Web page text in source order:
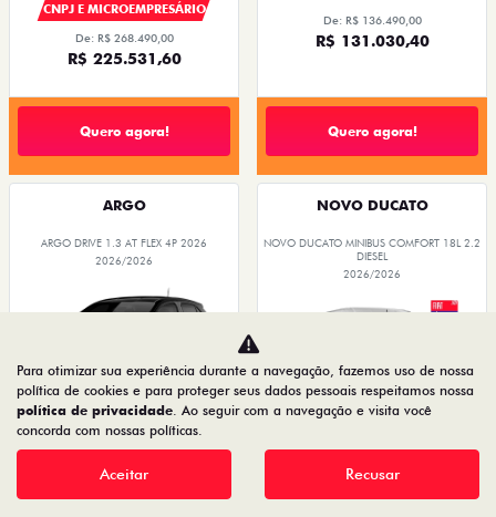
CNPJ E MICROEMPRESÁRIO
De: R$ 268.490,00
R$ 225.531,60
Quero agora!
De: R$ 136.490,00
R$ 131.030,40
Quero agora!
ARGO
ARGO DRIVE 1.3 AT FLEX 4P 2026
2026/2026
PREÇOS REDUZIDOS
NOVO DUCATO
NOVO DUCATO MINIBUS COMFORT 18L 2.2
DIESEL
2026/2026
PREÇOS REDUZIDOS
Para otimizar sua experiência durante a navegação, fazemos uso de nossa
política de cookies e para proteger seus dados pessoais respeitamos nossa
política de privacidade. Ao seguir com a navegação e visita você
concorda com nossas políticas.
Aceitar Recusar